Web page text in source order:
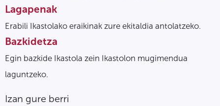
Lagapenak
Erabili Ikastolako eraikinak zure ekitaldia antolatzeko.
Bazkidetza
Egin bazkide Ikastola zein Ikastolon mugimendua
laguntzeko.
Izan gure berri